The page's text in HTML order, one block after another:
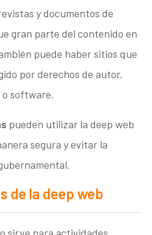
y documentos de
gran parte del contenido en
puede haber sitios que
por derechos de autor,
o software.
pueden utilizar la deep web
segura y evitar la
de la deep web
sirve para actividades